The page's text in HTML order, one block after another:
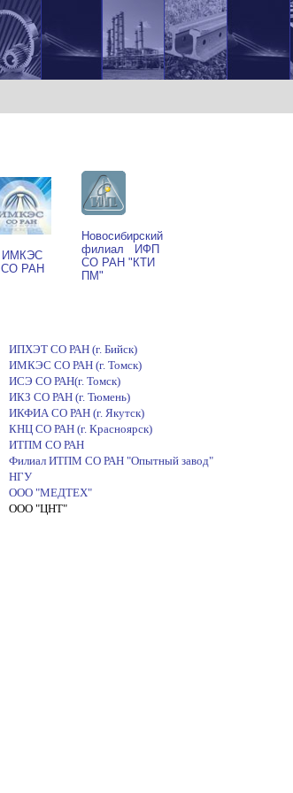
ИМКЭС
СО РАН
Новосибирский
филиал ИФП
СО РАН "КТИ
ПМ"
ИПХЭТ СО РАН (г. Бийск)
ИМКЭС СО РАН (г. Томск)
ИСЭ СО РАН(г. Томск)
ИКЗ СО РАН (г. Тюмень)
ИКФИА СО РАН (г. Якутск)
КНЦ СО РАН (г. Красноярск)
ИТПМ СО РАН
Филиал ИТПМ СО РАН "Опытный завод"
НГУ
ООО "МЕДТЕХ"
ООО "ЦНТ"